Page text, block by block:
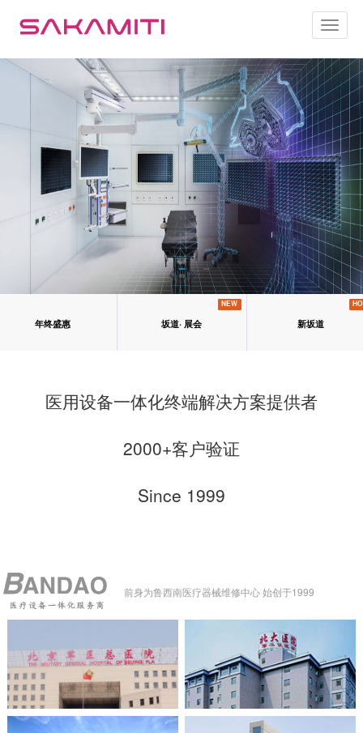
Toggle
年终盛惠 坂道· 展会
NEW
新坂道
医用设备一体化终端解决方案提供者
2000+客户验证
Since 1999
前身为鲁西南医疗器械维修中心 始创于1999